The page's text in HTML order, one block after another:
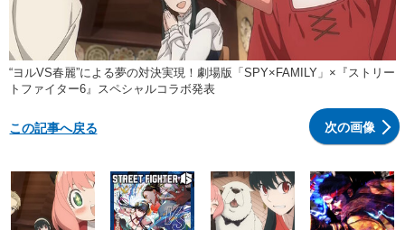
“ヨルVS春麗”による夢の対決実現！劇場版「SPY×FAMILY」×『ストリー
トファイター6』スペシャルコラボ発表
次の画像
この記事へ戻る